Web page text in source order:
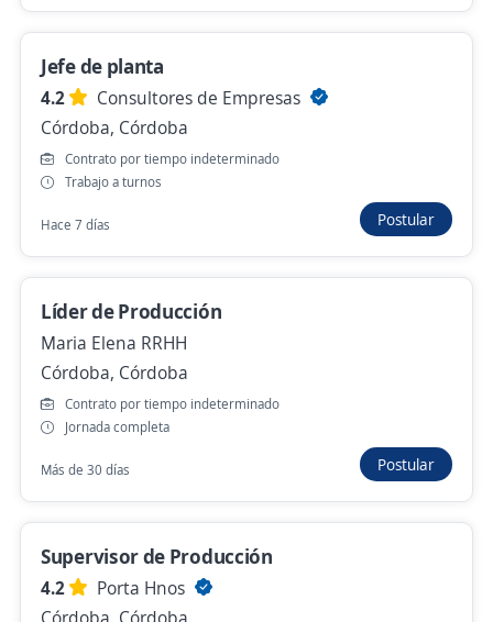
Villa María, Córdoba
Hace 2 horas
Se precisa Urgente
Gerente de Unidad de negocio Agro
Se precisa Urgente
Controller y analista administrativo
contable
Córdoba, Córdoba
Atencion al cliente
Jefe de planta
4.2
Consultores de Empresas
Córdoba, Córdoba
Contrato por tiempo indeterminado
Trabajo a turnos
Hace 7 días Postular
Líder de Producción
Maria Elena RRHH
Córdoba, Córdoba
Contrato por tiempo indeterminado
Jornada completa
Más de 30 días Postular
Supervisor de Producción
4.2
Porta Hnos